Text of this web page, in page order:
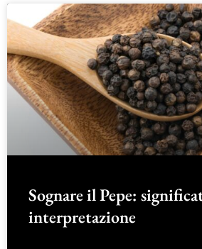
Sognare il Pepe:
interpretazione